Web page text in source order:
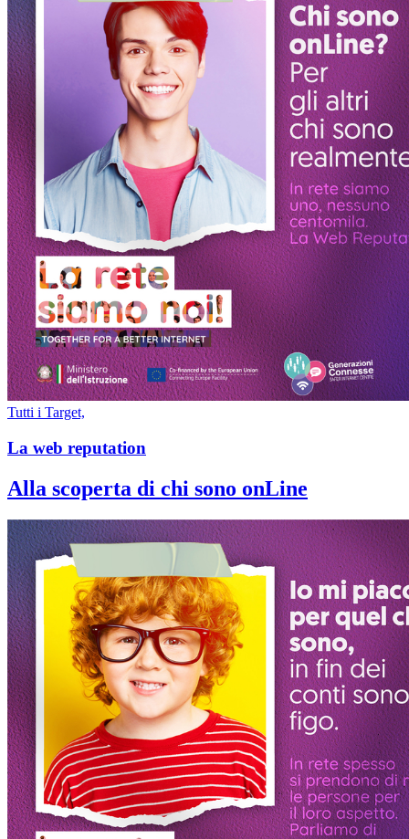
Tutti i Target,
La web reputation
Alla scoperta di chi sono onLine